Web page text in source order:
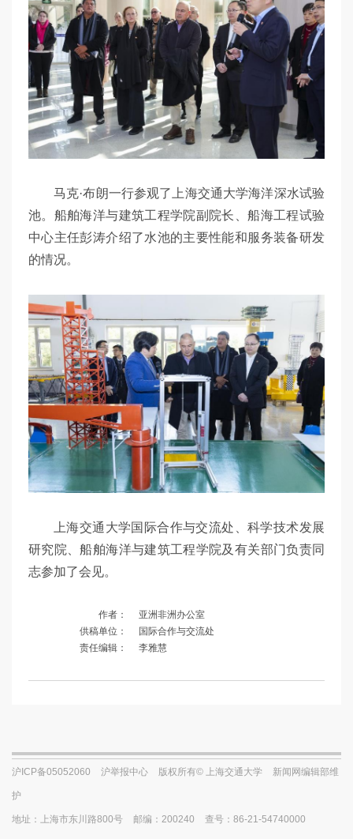
马克·布朗一行参观了上海交通大学海洋深水试验
池。船舶海洋与建筑工程学院副院长、船海工程试验
中心主任彭涛介绍了水池的主要性能和服务装备研发
的情况。
上海交通大学国际合作与交流处、科学技术发展
研究院、船舶海洋与建筑工程学院及有关部门负责同
志参加了会见。
作者：
亚洲非洲办公室
供稿单位：
国际合作与交流处
责任编辑：
李雅慧
沪ICP备05052060 沪举报中心 版权所有© 上海交通大学 新闻网编辑部维
护
地址：上海市东川路800号 邮编：200240 查号：86-21-54740000